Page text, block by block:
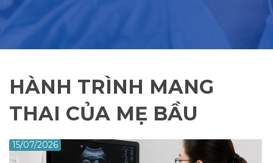
HÀNH TRÌNH MANG
THAI CỦA MẸ BẦU
15/07/2026